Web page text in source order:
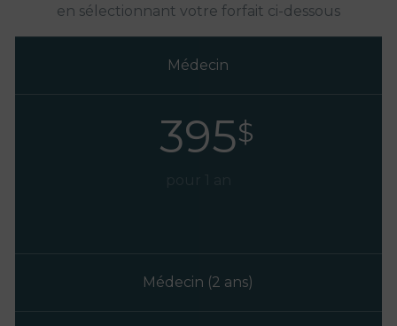
en sélectionnant votre forfait ci-dessous
Médecin
395$
Médecin (2 ans)